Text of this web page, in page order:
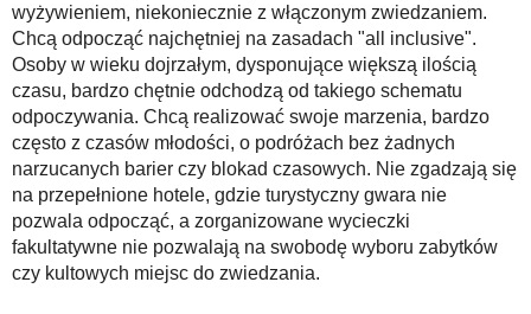
Stop samotności
Z internetem za pan brat
Bezpiecznie i w zgodzie z prawem
wyżywieniem, niekoniecznie z włączonym zwiedzaniem.
Chcą odpocząć najchętniej na zasadach "all inclusive".
Osoby w wieku dojrzałym, dysponujące większą ilością
czasu, bardzo chętnie odchodzą od takiego schematu
odpoczywania. Chcą realizować swoje marzenia, bardzo
często z czasów młodości, o podróżach bez żadnych
narzucanych barier czy blokad czasowych. Nie zgadzają się
na przepełnione hotele, gdzie turystyczny gwara nie
pozwala odpocząć, a zorganizowane wycieczki
fakultatywne nie pozwalają na swobodę wyboru zabytków
czy kultowych miejsc do zwiedzania.